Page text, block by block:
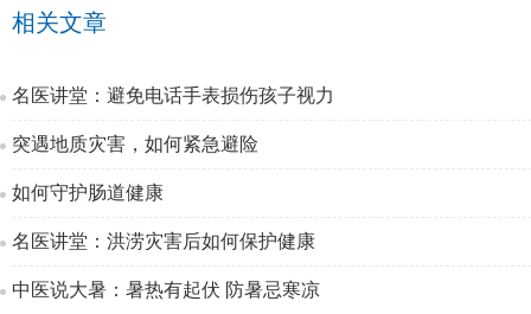
相关文章
名医讲堂：避免电话手表损伤孩子视力
突遇地质灾害，如何紧急避险
如何守护肠道健康
名医讲堂：洪涝灾害后如何保护健康
中医说大暑：暑热有起伏 防暑忌寒凉